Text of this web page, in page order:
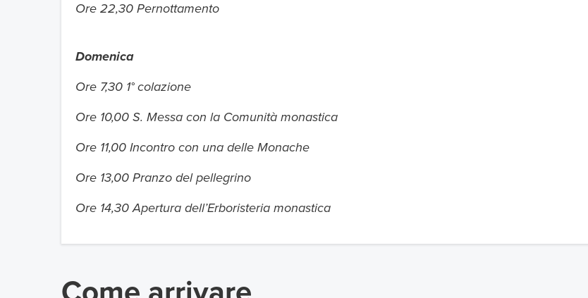
Ore 22,30 Pernottamento
Domenica
Ore 7,30 1° colazione
Ore 10,00 S. Messa con la Comunità monastica
Ore 11,00 Incontro con una delle Monache
Ore 13,00 Pranzo del pellegrino
Ore 14,30 Apertura dell’Erboristeria monastica